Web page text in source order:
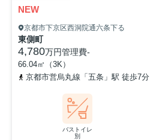
NEW
京都市下京区西洞院通六条下る
東側町
4,780万円管理費-
66.04㎡（3K）
京都市営烏丸線「五条」駅 徒歩7分
バストイレ
別